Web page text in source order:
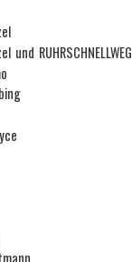
und RUHRSCHNELLWEG